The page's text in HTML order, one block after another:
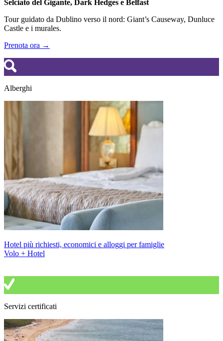
Selciato del Gigante, Dark Hedges e Belfast
Tour guidato da Dublino verso il nord: Giant’s Causeway, Dunluce
Castle e i murales.
Prenota ora →
Alberghi
Hotel più richiesti, economici e alloggi per famiglie
Volo + Hotel
Servizi certificati